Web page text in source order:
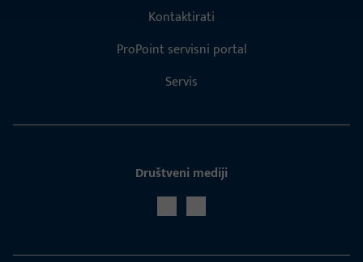
Kontaktirati
ProPoint servisni portal
Servis
Društveni mediji